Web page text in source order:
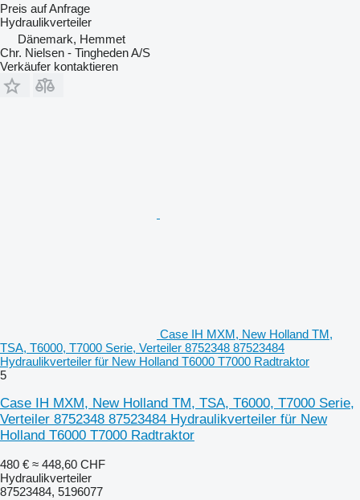
Preis auf Anfrage
Hydraulikverteiler
Dänemark, Hemmet
Chr. Nielsen - Tingheden A/S
Verkäufer kontaktieren
Case IH MXM, New Holland TM,
TSA, T6000, T7000 Serie, Verteiler 8752348 87523484
Hydraulikverteiler für New Holland T6000 T7000 Radtraktor
5
Case IH MXM, New Holland TM, TSA, T6000, T7000 Serie,
Verteiler 8752348 87523484 Hydraulikverteiler für New
Holland T6000 T7000 Radtraktor
480 € ≈ 448,60 CHF
Hydraulikverteiler
87523484, 5196077